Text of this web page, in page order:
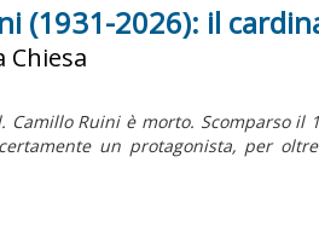
(1931-2026): il
Camillo Ruini è morto. Scomparso il
un protagonista, per